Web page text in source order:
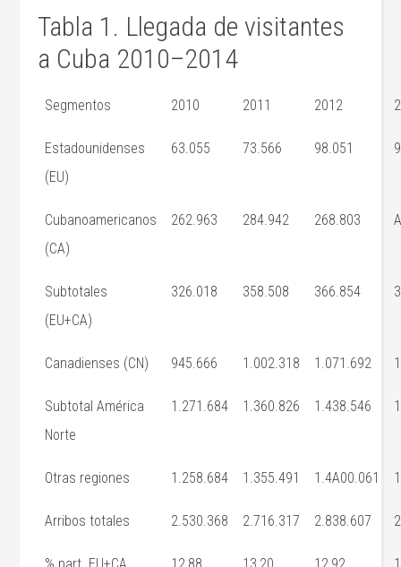
Tabla 1. Llegada de visitantes
a Cuba 2010–2014
Segmentos 2010 2011 2012
Estadounidenses
(EU)
63.055 73.566 98.051
Cubanoamericanos
(CA)
262.963 284.942 268.803
Subtotales
(EU+CA)
326.018 358.508 366.854
Canadienses (CN) 945.666 1.002.318 1.071.692
Subtotal América
Norte
1.271.684 1.360.826 1.438.546
Otras regiones 1.258.684 1.355.491 1.4A00.061
Arribos totales 2.530.368 2.716.317 2.838.607